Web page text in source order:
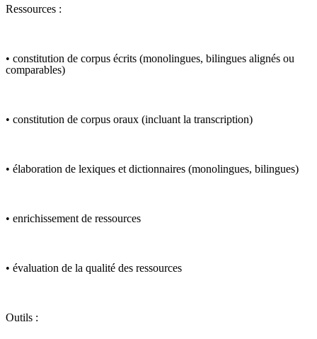
Ressources :
• constitution de corpus écrits (monolingues, bilingues alignés ou
comparables)
• constitution de corpus oraux (incluant la transcription)
• élaboration de lexiques et dictionnaires (monolingues, bilingues)
• enrichissement de ressources
• évaluation de la qualité des ressources
Outils :